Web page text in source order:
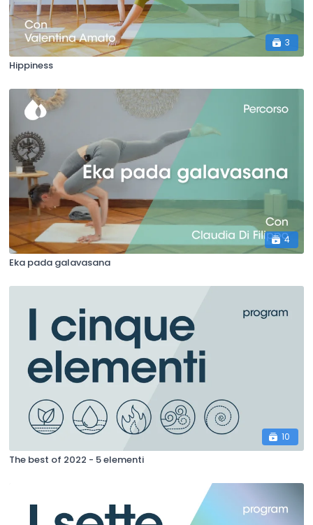
3
Hippiness
4
Eka pada galavasana
10
The best of 2022 - 5 elementi